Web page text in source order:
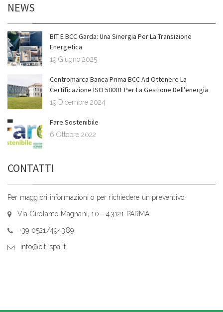
NEWS
BIT E BCC Garda: Una Sinergia Per La Transizione
Energetica
19 Giugno 2025
Centromarca Banca Prima BCC Ad Ottenere La
Certificazione ISO 50001 Per La Gestione Dell’energia
19 Dicembre 2024
Fare Sostenibile
6 Ottobre 2022
CONTATTI
Per maggiori informazioni o per richiedere un preventivo:
Via Girolamo Magnani, 10 - 43121 PARMA
+39 0521/494389
info@bit-spa.it